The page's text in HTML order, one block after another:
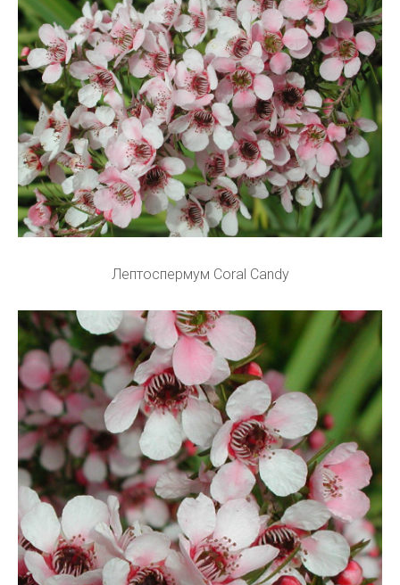
Лептоспермум Coral Candy